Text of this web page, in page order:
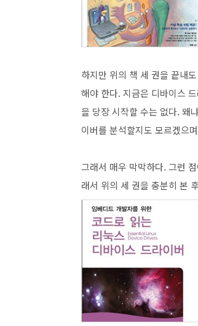
하지만 위의 책 세 권을 끝내
해야 한다. 지금은 디바이스
을 당장 시작할 수는 없다. 왜
이버를 분석할지도 모르겠으
그래서 매우 막막하다. 그런
래서 위의 세 권을 충분히 본